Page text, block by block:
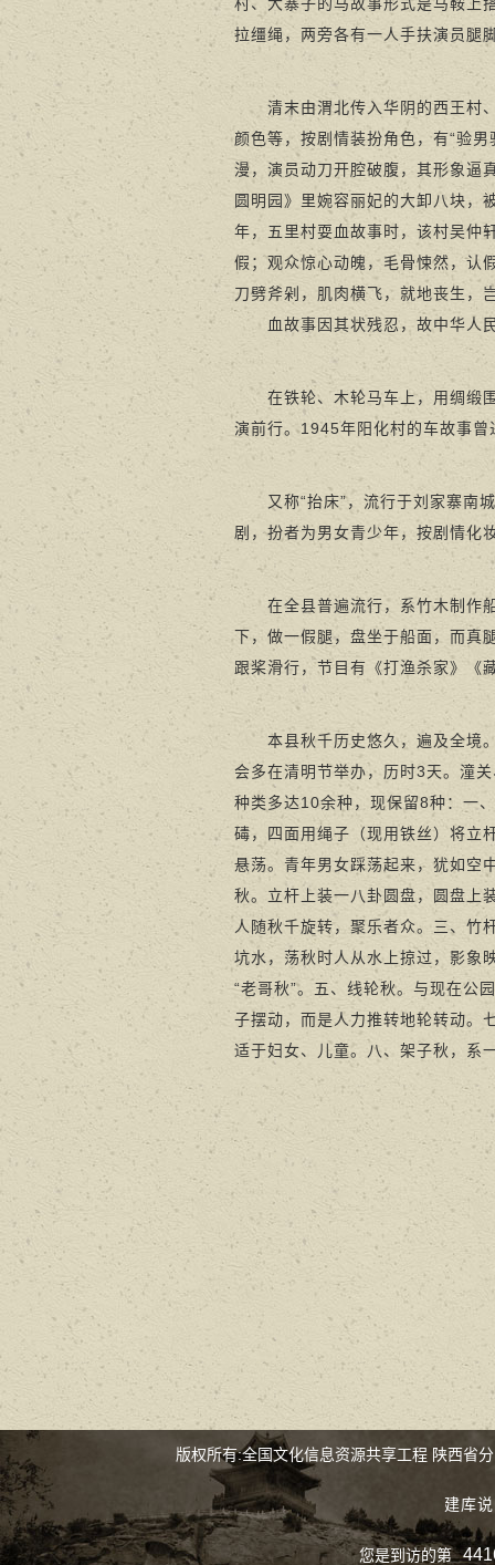
拉缰绳，两旁各有一人手扶演员腿
清末由渭北传入华阴的西王村、
颜色等，按剧情装扮角色，有“验
漫，演员动刀开腔破腹，其形象逼
圆明园》里婉容丽妃的大卸八块，
年，五里村耍血故事时，该村吴仲
假；观众惊心动魄，毛骨悚然，认
刀劈斧剁，肌肉横飞，就地丧生，
血故事因其状残忍，故中华人民
在铁轮、木轮马车上，用绸缎围
演前行。1945年阳化村的车故事
又称“抬床”，流行于刘家寨南城
剧，扮者为男女青少年，按剧情化
在全县普遍流行，系竹木制作船
下，做一假腿，盘坐于船面，而真
跟桨滑行，节目有《打渔杀家》《
本县秋千历史悠久，遍及全境。
会多在清明节举办，历时3天。潼
种类多达10余种，现保留8种：一
碡，四面用绳子（现用铁丝）将立
悬荡。青年男女踩荡起来，犹如空
秋。立杆上装一八卦圆盘，圆盘上
人随秋千旋转，聚乐者众。三、竹
坑水，荡秋时人从水上掠过，影象
“老哥秋”。五、线轮秋。与现在公
子摆动，而是人力推转地轮转动。
适于妇女、儿童。八、架子秋，系
版权所有:全国文化信息资源共享工程 陕西省
建库
您是到访的第